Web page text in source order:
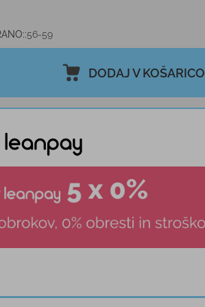
56-59
DODAJ V KOŠARICO